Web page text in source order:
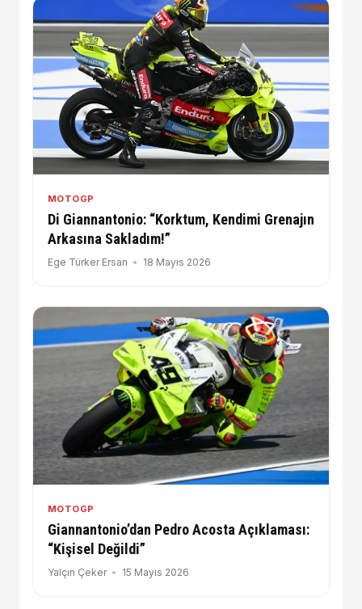
MOTOGP
Di Giannantonio: “Korktum, Kendimi Grenajın
Arkasına Sakladım!”
Ege Türker Ersan 18 Mayıs 2026
MOTOGP
Giannantonio’dan Pedro Acosta Açıklaması:
“Kişisel Değildi”
Yalçın Çeker 15 Mayıs 2026